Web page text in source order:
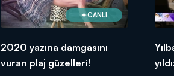
CANLI
2020 yazına damgasını
vuran plaj güzelleri!